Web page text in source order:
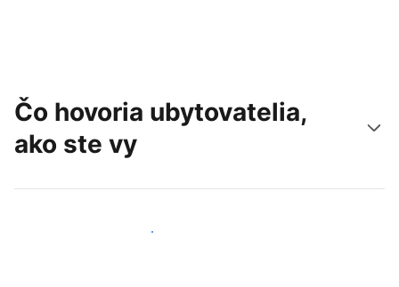
Čo hovoria ubytovatelia,
ako ste vy
Pridať sa k podobným ubytovateľom